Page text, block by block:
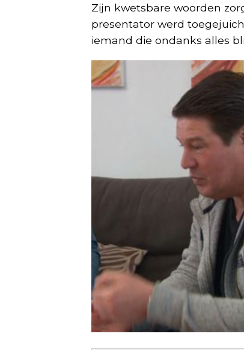
Zijn kwetsbare woorden
presentator werd
iemand die ondanks alles